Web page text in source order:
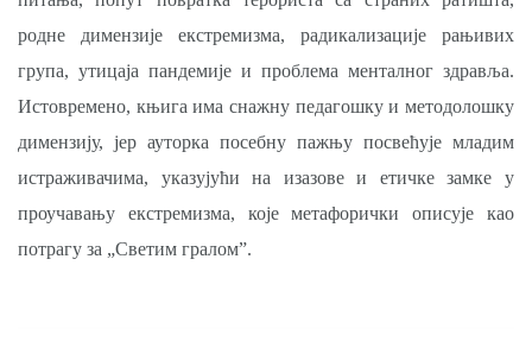
родне димензије екстремизма, радикализације рањивих
група, утицаја пандемије и проблема менталног здравља.
Истовремено, књига има снажну педагошку и методолошку
димензију, јер ауторка посебну пажњу посвећује младим
истраживачима, указујући на изазове и етичке замке у
проучавању екстремизма, које метафорички описује као
потрагу за „Светим гралом”.